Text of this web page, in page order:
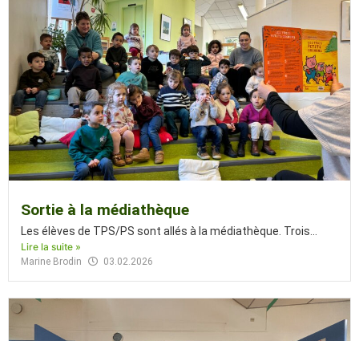
Sortie à la médiathèque
Les élèves de TPS/PS sont allés à la médiathèque. Trois...
Lire la suite »
Marine Brodin 03.02.2026